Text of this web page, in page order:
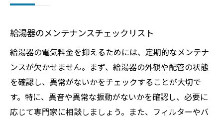
給湯器のメンテナンスチェックリスト
給湯器の電気料金を抑えるためには、定期的なメンテナ
ンスが欠かせません。まず、給湯器の外観や配管の状態
を確認し、異常がないかをチェックすることが大切で
す。特に、異音や異常な振動がないかを確認し、必要に
応じて専門家に相談しましょう。また、フィルターやバ